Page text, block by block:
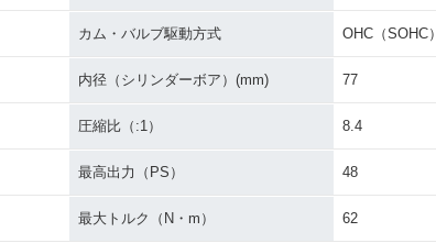
2013年 W800 Special
2013年 W800・カラー
カム・バルブ駆動方式 OHC（SOHC）
内径（シリンダーボア）(mm) 77
圧縮比（:1） 8.4
最高出力（PS） 48
最大トルク（N・m） 62